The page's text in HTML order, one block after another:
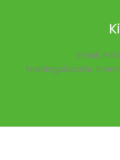
Email:
Trainingslocatie: